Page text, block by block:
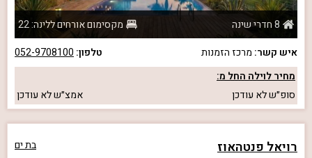
8 חדרי שינה
מקסימום אורחים ללינה: 22
איש קשר: מרכז הזמנות טלפון: 052-9708100
מחיר לוילה החל מ:
סופ״שלא עודכן אמצ״שלא עודכן
רויאל פנטהאוז בת ים